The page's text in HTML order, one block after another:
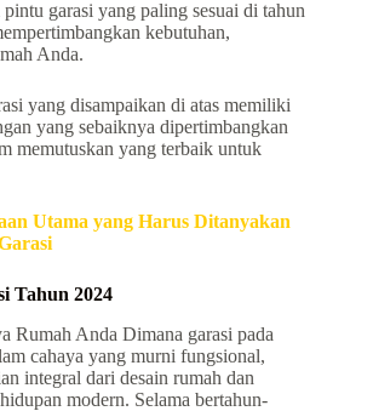
garasi yang paling sesuai di tahun
kebutuhan,
Anda.
yang disampaikan di atas memiliki
yang sebaiknya dipertimbangkan
memutuskan yang terbaik untuk
Utama yang Harus Ditanyakan
Tahun 2024